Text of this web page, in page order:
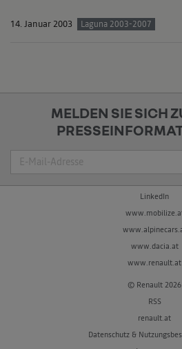
14. Januar 2003 Laguna 2003-2007
MELDEN SIE SICH
Suche
LinkedIn
www.dacia.at
www.renault.at
© Renault 2026
RSS
renault.at
Datenschutz &